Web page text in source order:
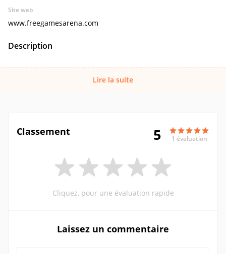
Site web
www.freegamesarena.com
Description
Lire la suite
Classement 5 1 évaluation
Cliquez, pour une évaluation rapide
Laissez un commentaire